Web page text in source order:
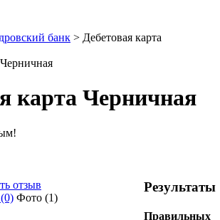
банк > Дебетовая карта
карта Черничная
Результаты
Правильных
отзыв
(0) Фото (1)